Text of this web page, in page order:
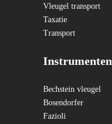
Vleugel transport
Taxatie
Transport
Instrumenten
Bechstein vleugel
Bosendorfer
Fazioli